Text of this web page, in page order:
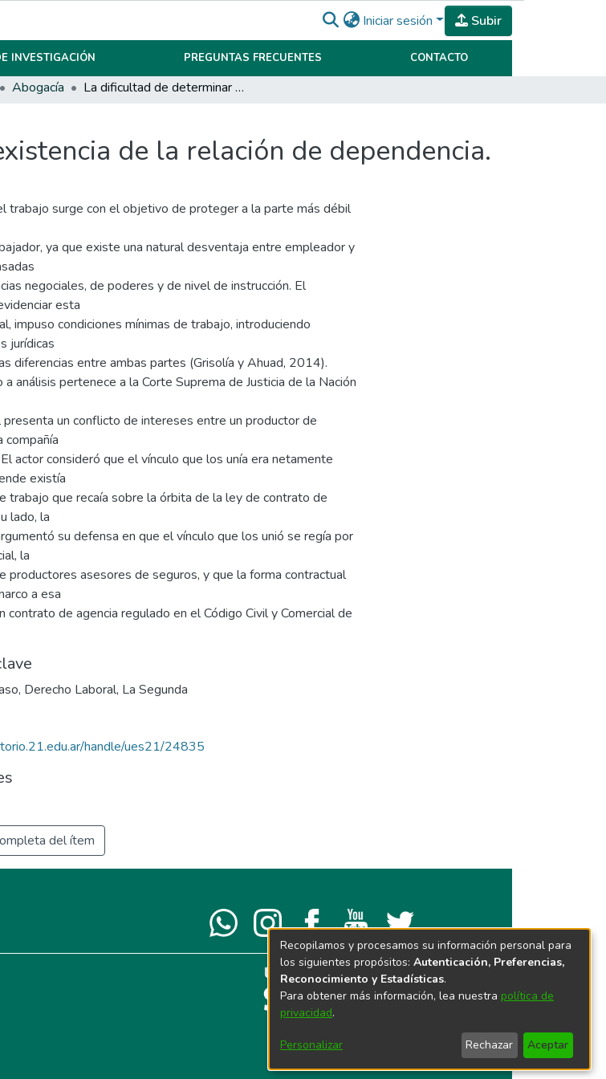
Iniciar sesión Subir
INVESTIGACIÓN PREGUNTAS FRECUENTES CONTACTO
Abogacía La dificultad de determinar la existencia de la relación de dependencia.
de la relación de dependencia.
trabajo surge con el objetivo de proteger a la parte más débil
ya que existe una natural desventaja entre empleador y
negociales, de poderes y de nivel de instrucción. El
esta
impuso condiciones mínimas de trabajo, introduciendo
jurídicas
diferencias entre ambas partes (Grisolía y Ahuad, 2014).
análisis pertenece a la Corte Suprema de Justicia de la Nación
presenta un conflicto de intereses entre un productor de
compañía
actor consideró que el vínculo que los unía era netamente
existía
trabajo que recaía sobre la órbita de la ley de contrato de
lado, la
su defensa en que el vínculo que los unió se regía por
la
productores asesores de seguros, y que la forma contractual
a esa
contrato de agencia regulado en el Código Civil y Comercial de
, Derecho Laboral, La Segunda
handle/ues21/24835
del ítem
Recopilamos y procesamos su información personal para
los siguientes propósitos: Autenticación, Preferencias,
Reconocimiento y Estadísticas.
Para obtener más información, lea nuestra política de
privacidad.
Personalizar Rechazar Aceptar